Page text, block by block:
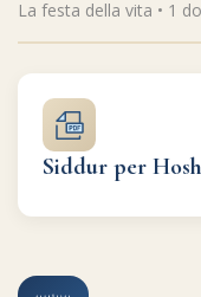
La festa della vita • 1
Siddur per